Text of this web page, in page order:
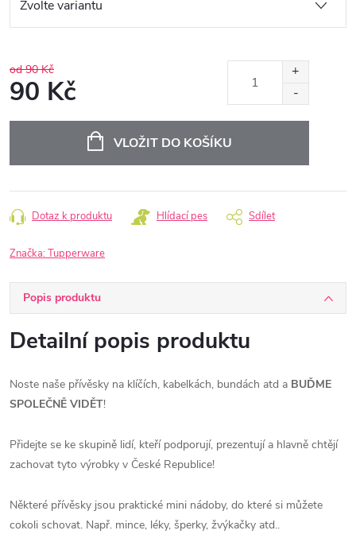
od 90 Kč
90 Kč
VLOŽIT DO KOŠÍKU
Dotaz k produktu Hlídací pes Sdílet
Značka:Tupperware
Popis produktu
Detailní popis produktu
Noste naše přívěsky na klíčích, kabelkách, bundách atd a BUĎME
SPOLEČNĚ VIDĚT!
Přidejte se ke skupině lidí, kteří podporují, prezentují a hlavně chtějí
zachovat tyto výrobky v České Republice!
Některé přívěsky jsou praktické mini nádoby, do které si můžete
cokoli schovat. Např. mince, léky, šperky, žvýkačky atd..